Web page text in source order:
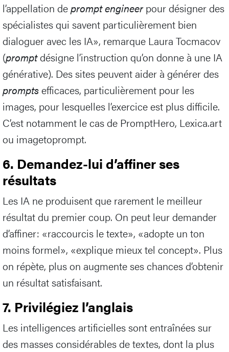
l’appellation deprompt engineerpour désigner des
spécialistes qui savent particulièrement bien
dialoguer avec les IA», remarque Laura Tocmacov
(promptdésigne l’instruction qu’on donne à une IA
générative). Des sites peuvent aider à générer des
promptsefficaces, particulièrement pour les
images, pour lesquelles l’exercice est plus difficile.
C’est notamment le cas de PromptHero, Lexica.art
ou imagetoprompt.
6. Demandez-lui d’affiner ses
résultats
Les IA ne produisent que rarement le meilleur
résultat du premier coup. On peut leur demander
d’affiner: «raccourcis le texte», «adopte un ton
moins formel», «explique mieux tel concept». Plus
on répète, plus on augmente ses chances d’obtenir
un résultat satisfaisant.
7. Privilégiez l’anglais
Les intelligences artificielles sont entraînées sur
des masses considérables de textes, dont la plus